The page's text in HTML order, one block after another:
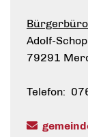
Bürgerbüro
Adolf-
79291
Telefon: